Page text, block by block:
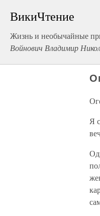
ВикиЧтение
Жизнь и необычайные
Войнович Владимир
Я